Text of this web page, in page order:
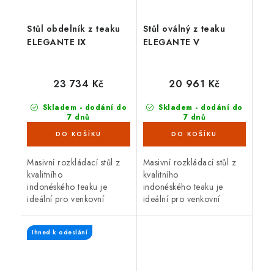
Stůl obdelník z teaku
ELEGANTE IX
Skladem - dodání do
7 dnů
23 734 Kč
Masivní rozkládací stůl z
kvalitního
indonéského teaku je
ideální pro venkovní
velice odolné proti vnějším
vlivům, nepříznivé počasí,
Stůl oválný z teaku
ELEGANTE V
Skladem - dodání do
7 dnů
20 961 Kč
Masivní rozkládací stůl z
kvalitního
indonéského teaku je
ideální pro venkovní
Ihned k odeslání